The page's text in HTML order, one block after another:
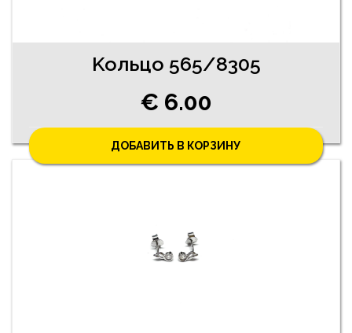
Koльцо 565/8305
€ 6.00
ДОБАВИТЬ В КОРЗИНУ